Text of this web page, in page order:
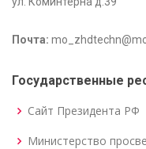
Почта:
Государственные
Сайт Президента РФ
Министерство